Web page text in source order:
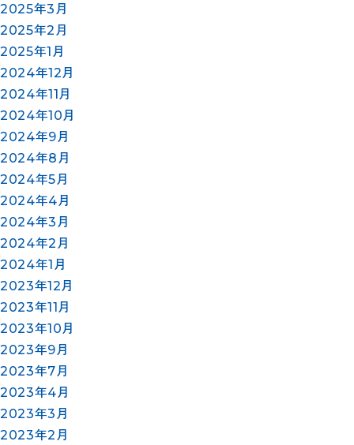
2025年3月
2025年2月
2025年1月
2024年12月
2024年11月
2024年10月
2024年9月
2024年8月
2024年5月
2024年4月
2024年3月
2024年2月
2024年1月
2023年12月
2023年11月
2023年10月
2023年9月
2023年7月
2023年4月
2023年3月
2023年2月